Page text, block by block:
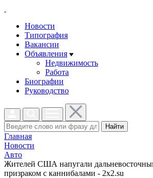
Новости
Типография
Вакансии
Объявления
Недвижимость
Работа
Биографии
Руководство
Найти
Главная
Новости
Авто
Жителей США напугали
призраком с каннибалами - 2x2.su